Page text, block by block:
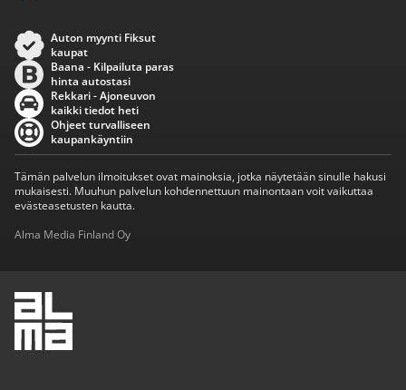
Auton myynti Fiksut
kaupat
Baana - Kilpailuta paras
hinta autostasi
Rekkari - Ajoneuvon
kaikki tiedot heti
Ohjeet turvalliseen
kaupankäyntiin
Tämän palvelun ilmoitukset ovat mainoksia, jotka näytetään sinulle hakusi
mukaisesti. Muuhun palvelun kohdennettuun mainontaan voit vaikuttaa
evästeasetusten kautta.
Alma Media Finland Oy